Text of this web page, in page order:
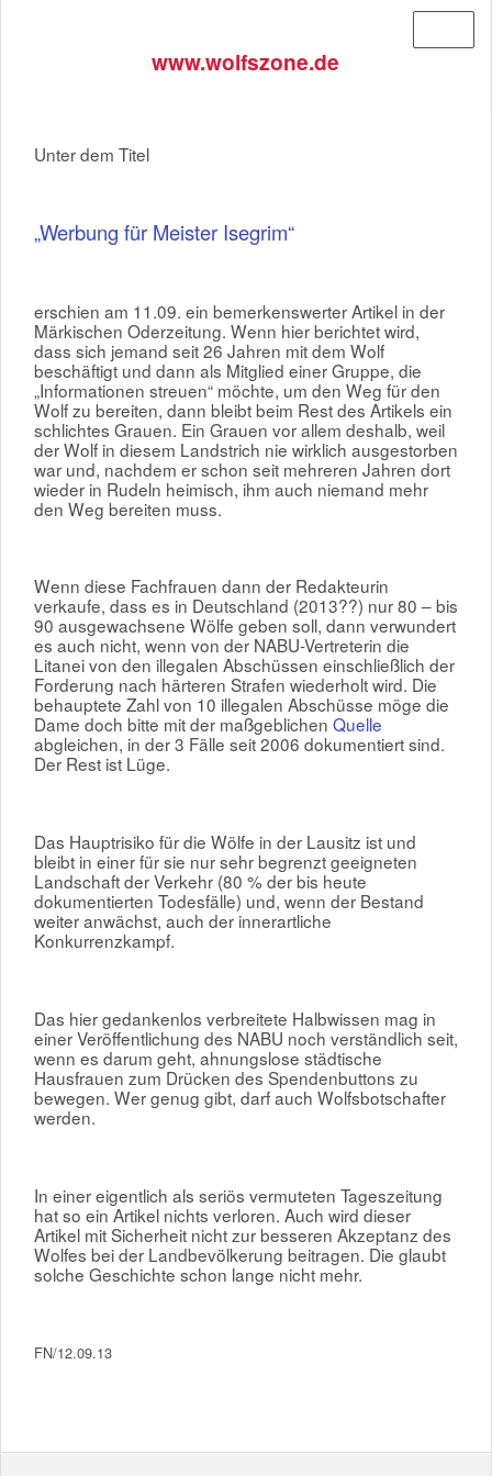
www.wolfszone.de
Unter dem Titel
„Werbung für Meister Isegrim“
erschien am 11.09. ein bemerkenswerter Artikel in der
Märkischen Oderzeitung. Wenn hier berichtet wird,
dass sich jemand seit 26 Jahren mit dem Wolf
beschäftigt und dann als Mitglied einer Gruppe, die
„Informationen streuen“ möchte, um den Weg für den
Wolf zu bereiten, dann bleibt beim Rest des Artikels ein
schlichtes Grauen. Ein Grauen vor allem deshalb, weil
der Wolf in diesem Landstrich nie wirklich ausgestorben
war und, nachdem er schon seit mehreren Jahren dort
wieder in Rudeln heimisch, ihm auch niemand mehr
den Weg bereiten muss.
Wenn diese Fachfrauen dann der Redakteurin
verkaufe, dass es in Deutschland (2013??) nur 80 – bis
90 ausgewachsene Wölfe geben soll, dann verwundert
es auch nicht, wenn von der NABU-Vertreterin die
Litanei von den illegalen Abschüssen einschließlich der
Forderung nach härteren Strafen wiederholt wird. Die
behauptete Zahl von 10 illegalen Abschüsse möge die
Dame doch bitte mit der maßgeblichen Quelle
abgleichen, in der 3 Fälle seit 2006 dokumentiert sind.
Der Rest ist Lüge.
Das Hauptrisiko für die Wölfe in der Lausitz ist und
bleibt in einer für sie nur sehr begrenzt geeigneten
Landschaft der Verkehr (80 % der bis heute
dokumentierten Todesfälle) und, wenn der Bestand
weiter anwächst, auch der innerartliche
Konkurrenzkampf.
Das hier gedankenlos verbreitete Halbwissen mag in
einer Veröffentlichung des NABU noch verständlich seit,
wenn es darum geht, ahnungslose städtische
Hausfrauen zum Drücken des Spendenbuttons zu
bewegen. Wer genug gibt, darf auch Wolfsbotschafter
werden.
In einer eigentlich als seriös vermuteten Tageszeitung
hat so ein Artikel nichts verloren. Auch wird dieser
Artikel mit Sicherheit nicht zur besseren Akzeptanz des
Wolfes bei der Landbevölkerung beitragen. Die glaubt
solche Geschichte schon lange nicht mehr.
FN/12.09.13